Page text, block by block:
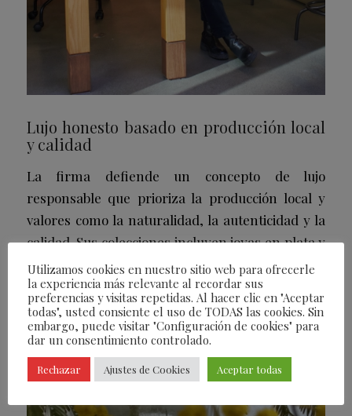
Lujo honesto basado en producción local
y calidad
La firma defiende un concepto de lujo
responsable que prioriza la producción local y
valores como la naturalidad, la autenticidad y la
calidad. Sus colecciones incluyen joyas en plata y
oro, piezas por encargo y transformaciones de
joyas familiares, todas concebidas para perdurar
y mantener viva la tradición artesanal.
Utilizamos cookies en nuestro sitio web para ofrecerle
la experiencia más relevante al recordar sus
preferencias y visitas repetidas. Al hacer clic en "Aceptar
todas", usted consiente el uso de TODAS las cookies. Sin
embargo, puede visitar "Configuración de cookies" para
dar un consentimiento controlado.
Rechazar Ajustes de Cookies Aceptar todas